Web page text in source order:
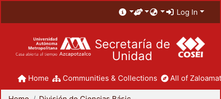
Log In
Secretaría de
Unidad
Home Communities & Collections All of